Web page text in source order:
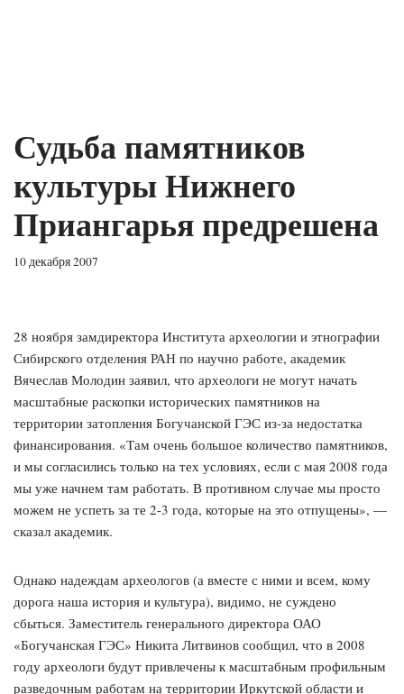
Судьба памятников
культуры Нижнего
Приангарья предрешена
10 декабря 2007
28 ноября замдиректора Института археологии и этнографии
Сибирского отделения РАН по научно работе, академик
Вячеслав Молодин заявил, что археологи не могут начать
масштабные раскопки исторических памятников на
территории затопления Богучанской ГЭС из-за недостатка
финансирования. «Там очень большое количество памятников,
и мы согласились только на тех условиях, если с мая 2008 года
мы уже начнем там работать. В противном случае мы просто
можем не успеть за те 2-3 года, которые на это отпущены», —
сказал академик.
Однако надеждам археологов (а вместе с ними и всем, кому
дорога наша история и культура), видимо, не суждено
сбыться. Заместитель генерального директора ОАО
«Богучанская ГЭС» Никита Литвинов сообщил, что в 2008
году археологи будут привлечены к масштабным профильным
разведочным работам на территории Иркутской области и